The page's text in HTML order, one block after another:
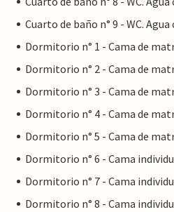
Cuarto de baño n° 9 - WC.
Dormitorio n° 1 - Cama de
Dormitorio n° 2 - Cama de
Dormitorio n° 3 - Cama de
Dormitorio n° 4 - Cama de
Dormitorio n° 5 - Cama de
Dormitorio n° 6 - Cama
Dormitorio n° 7 - Cama
Dormitorio n° 8 - Cama